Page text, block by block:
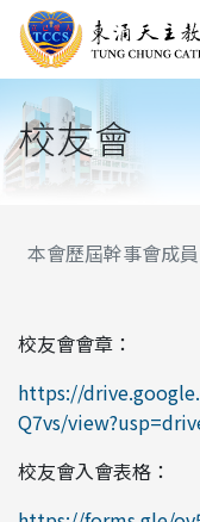
校友會
本會歷屆幹事會成員
校友會會章：
https://
Q7vs/
校友會入會表格：